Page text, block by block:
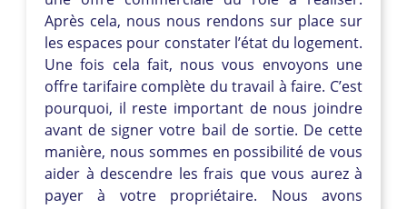
Après cela, nous nous rendons sur place sur
les espaces pour constater l’état du logement.
Une fois cela fait, nous vous envoyons une
offre tarifaire complète du travail à faire. C’est
pourquoi, il reste important de nous joindre
avant de signer votre bail de sortie. De cette
manière, nous sommes en possibilité de vous
aider à descendre les frais que vous aurez à
payer à votre propriétaire. Nous avons